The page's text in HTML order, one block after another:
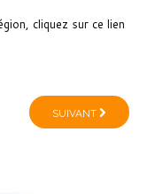
cliquez sur ce lien
SUIVANT